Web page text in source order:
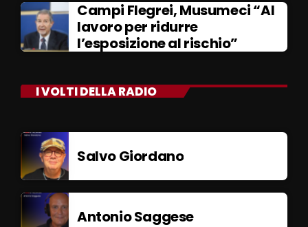
Campi Flegrei, Musumeci “Al
lavoro per ridurre
l’esposizione al rischio”
I VOLTI DELLA RADIO
Salvo Giordano
Antonio Saggese